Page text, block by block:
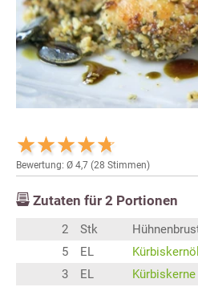
Bewertung: Ø 4,7 (28 Stimmen)
Zutaten für 2 Portionen
2 Stk
5
EL
Kürbiskernöl
3
EL